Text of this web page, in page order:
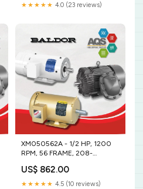
★★★★★ 4.0 (23 reviews)
XM050562A - 1/2 HP, 1200
RPM, 56 FRAME, 208-
US$ 862.00
★★★★★ 4.5 (10 reviews)